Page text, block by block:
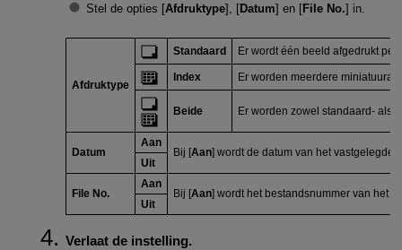
Stel de opties [Afdruktype], [Datum] en [File No.] in.
Afdruktype
Standaard Er wordt één beeld afgedrukt per
Index Er worden meerdere
Beide Er worden zowel standaard- als
Datum
Aan
Bij [Aan] wordt de datum van het vastgelegde
Uit
File No.
Aan
Bij [Aan] wordt het bestandsnummer van het
Uit
Verlaat de instelling.